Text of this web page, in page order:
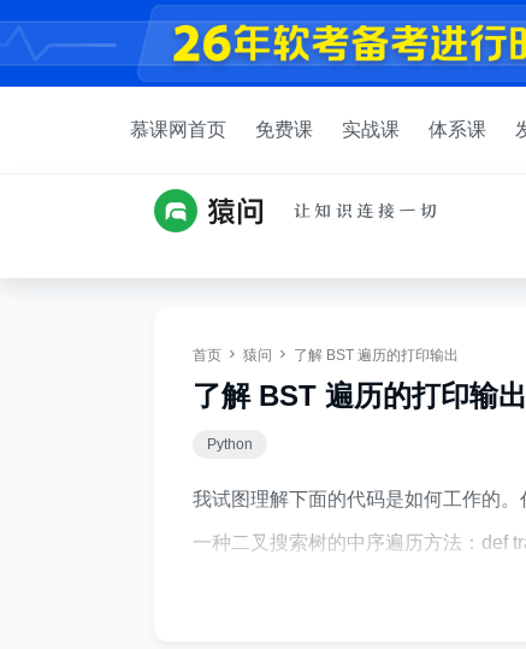
慕课网首页 免费课 实战课 体系课
首页 猿问 了解 BST 遍历的打印输出
了解 BST 遍历的打印输出
Python
我试图理解下面的代码是如何工作的
一种二叉搜索树的中序遍历方法：
see whats happening if node is not